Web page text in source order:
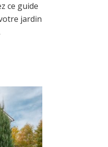
ce guide
jardin